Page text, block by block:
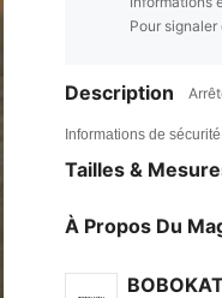
Pour
Description
Informations de
Tailles &
À Propos Du